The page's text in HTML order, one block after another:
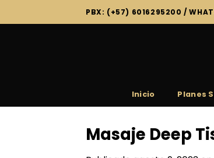
al
PBX: (+57) 6016295200 /
Inicio Planes
Masaje Deep